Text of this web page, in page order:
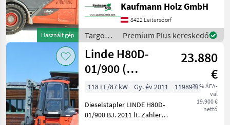
Használt gép
Hubkraft 4, 65 Meter
Hubhöhe 2, 19 Meter
Bauhöhe 44 KW -
Triplexfreihubmast
Kaufmann Holz GmbH
8422 Leitersdorf
Targoncák
és
raktártechnika
/ Linde
Premium Plus kereskedő
Linde H80D-
01/900 (
Vollausstattung )
23.880
€
20 % ÁFA-
val
19.900 €
nettó
118 LE/87 kW Gy. év 2011
11989 h
Dieselstapler LINDE H80D-
01/900 BJ. 2011 lt. Zähler